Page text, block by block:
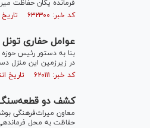
فرمانده یگان حفاظت
کد خبر: ۶۳۲۳۰۰ تاریخ انتشار : ۱۳۹۹/۰۴/۰۶
عوامل حفاری
بنا به دستور رئیس
در زیرزمین این منزل
کد خبر: ۶۲۰۱۱۱ تاریخ انتشار : ۱۳۹۹/۰۲/۲۳
کشف دو قطعه‌سنگ
معاون میراث‌فرهنگی
حفاظت به محل